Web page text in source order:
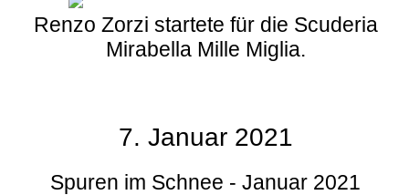
Renzo Zorzi startete für die Scuderia
Mirabella Mille Miglia.
7. Januar 2021
Spuren im Schnee - Januar 2021